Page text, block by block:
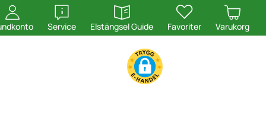
Service
öppna
Elstängsel Guide
öppna
Favoriter Varukorg